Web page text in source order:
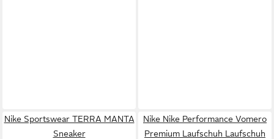
Nike Sportswear TERRA MANTA
Sneaker
Nike Nike Performance Vomero
Premium Laufschuh Laufschuh